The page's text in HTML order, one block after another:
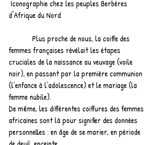
d'Afrique du Nord
femmes françaises révélait les étapes
cruciales de la naissance au veuvage (voile
noir), en passant par la première communion
(l’enfance à l’adolescence) et le mariage (la
femme nubile).
De même, les différentes coiffures des femmes
africaines sont là pour signifier des données
personnelles : en âge de se marier, en période